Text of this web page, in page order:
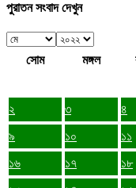
পুরাতন সংবাদ দেখুন
সোম মঙ্গল
২
৩ ৪
৯
১০ ১১
১৬
১৭ ১৮